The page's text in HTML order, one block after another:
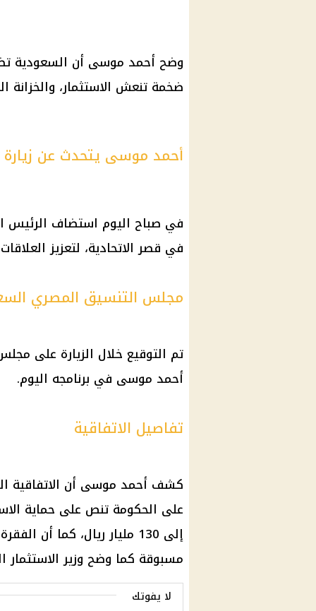
وضح أحمد موسى أن السعودية
ضخمة تنعش الاستثمار،
أحمد موسى يتحدث عن
في صباح اليوم استضاف
في قصر الاتحادية، لتعزيز
مجلس التنسيق المصري
تم التوقيع خلال الزيارة على
أحمد موسى في برنامجه اليوم.
تفاصيل الاتفاقية
كشف أحمد موسى أن
على الحكومة تنص على حماية
إلى 130 مليار
ريال، كما أن
مسبوقة كما وضح وزير الاستثمار
لا يفوتك